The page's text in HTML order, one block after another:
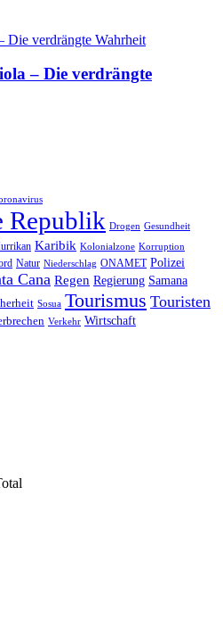
– Die verdrängte
Republik Drogen Gesundheit
Karibik Kolonialzone Korruption
Natur Niederschlag ONAMET Polizei
Cana Regen Regierung Samana
Sosua Tourismus Touristen
Verkehr Wirtschaft